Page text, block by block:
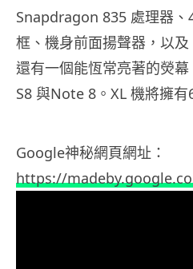
Snapdragon 835 處理器、
框、機身前面揚聲器，以及
還有一個能恆常亮著的熒
S8 與Note 8。XL 機將擁有
Google神秘網頁網址：
https://